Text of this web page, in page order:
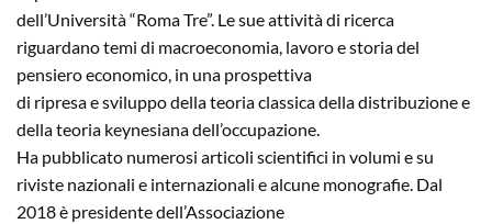
dell’Università “Roma Tre”. Le sue attività di ricerca
riguardano temi di macroeconomia, lavoro e storia del
pensiero economico, in una prospettiva
di ripresa e sviluppo della teoria classica della distribuzione e
della teoria keynesiana dell’occupazione.
Ha pubblicato numerosi articoli scientifici in volumi e su
riviste nazionali e internazionali e alcune monografie. Dal
2018 è presidente dell’Associazione